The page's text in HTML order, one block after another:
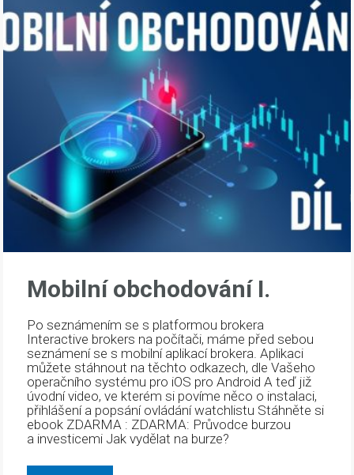
Mobilní obchodování I.
Po seznámením se s platformou brokera
Interactive brokers na počítači, máme před sebou
seznámení se s mobilní aplikací brokera. Aplikaci
můžete stáhnout na těchto odkazech, dle Vašeho
operačního systému pro iOS pro Android A teď již
úvodní video, ve kterém si povíme něco o instalaci,
přihlášení a popsání ovládání watchlistu Stáhněte si
ebook ZDARMA : ZDARMA: Průvodce burzou
a investicemi Jak vydělat na burze?